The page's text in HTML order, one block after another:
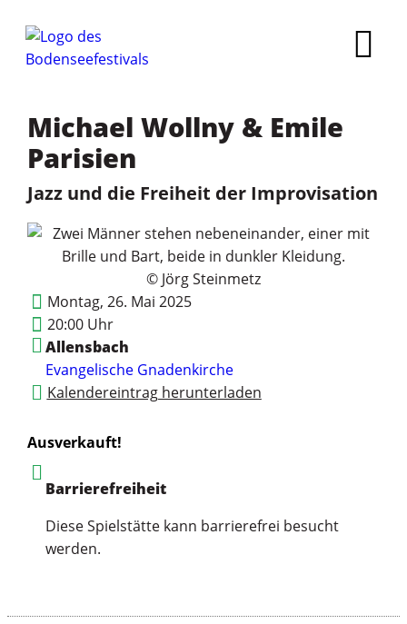
Michael Wollny & Emile
Parisien
Jazz und die Freiheit der Improvisation
© Jörg Steinmetz
Montag, 26. Mai 2025
20:00 Uhr
Allensbach
Evangelische Gnadenkirche
Kalendereintrag herunterladen
Ausverkauft!
Barrierefreiheit
Diese Spielstätte kann barrierefrei besucht
werden.